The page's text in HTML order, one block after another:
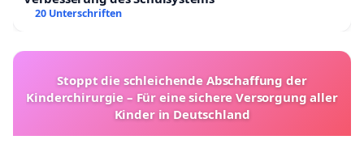
20 Unterschriften
Stoppt die schleichende Abschaffung der
Kinderchirurgie – Für eine sichere Versorgung aller
Kinder in Deutschland